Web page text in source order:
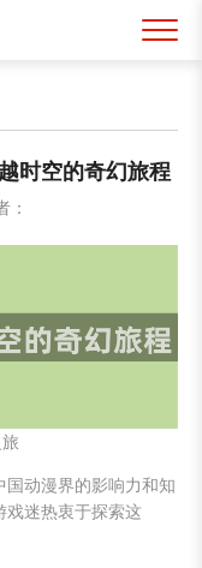
时空的奇幻旅程
：
国动漫界的影响力和知
戏迷热衷于探索这